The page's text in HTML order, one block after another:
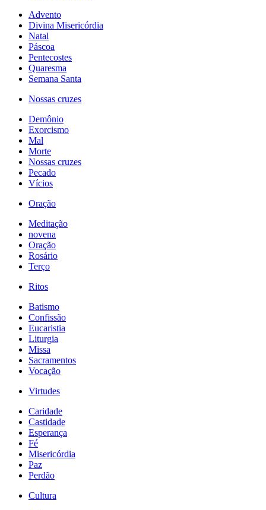
Advento
Divina Misericórdia
Natal
Páscoa
Pentecostes
Quaresma
Semana Santa
Nossas cruzes
Demônio
Exorcismo
Mal
Morte
Nossas cruzes
Pecado
Vícios
Oração
Meditação
novena
Oração
Rosário
Terço
Ritos
Batismo
Confissão
Eucaristia
Liturgia
Missa
Sacramentos
Vocação
Virtudes
Caridade
Castidade
Esperança
Fé
Misericórdia
Paz
Perdão
Cultura